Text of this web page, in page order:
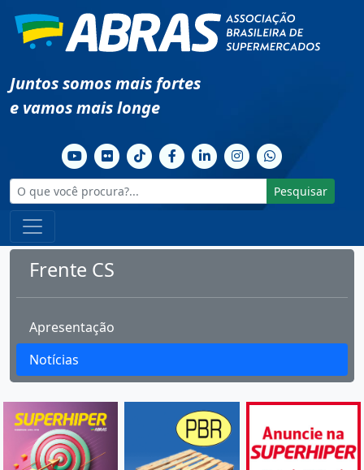
Juntos somos mais fortes
e vamos mais longe
Pesquisar
Frente CS
Apresentação
Notícias